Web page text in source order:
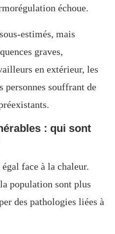
échoue.
estimés, mais
graves,
en extérieur, les
personnes souffrant de
: qui sont
face à la chaleur.
population sont plus
des pathologies liées à